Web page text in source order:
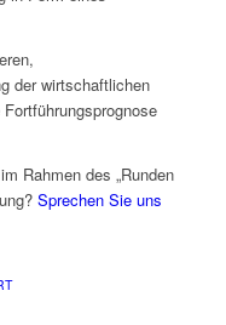
der wirtschaftlichen
Rahmen des „Runden
Sprechen Sie uns